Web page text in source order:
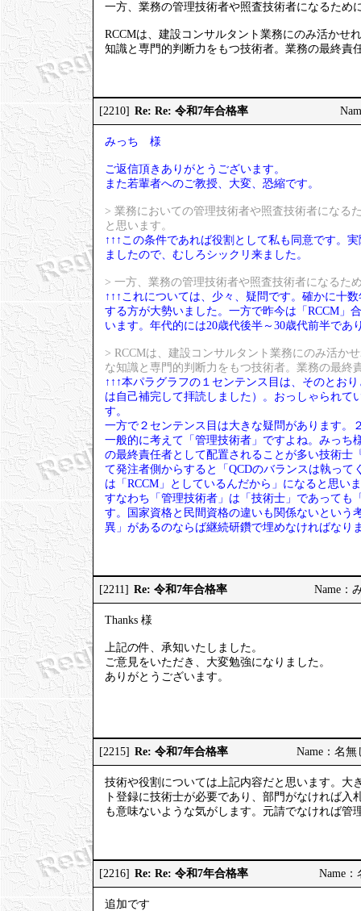
一方、業務の管理技術者や照査技術者になるため
RCCMは、建設コンサルタント業務にのみ活かせ
知識と専門的判断力をもつ技術者。業務の最終責
[2210] Re: Re: 令和7年合格率
みっち 様
ご返信頂きありがとうございます。
また若輩者へのご教授、大変、恐縮です。
> 業務においての管理技術者や照査技術者になる
と思います。
↑↑↑この条件であれば役割として私も同意です。
ましたので、むしろシックリ来ました。
> 一方、業務の管理技術者や照査技術者になるた
↑↑↑これについては、少々、疑問です。確かに十
する方が大勢いました。一方で昨今は「RCCM」
います。年代的には20歳代後半～30歳代前半で
> RCCMは、建設コンサルタント業務にのみ活か
な知識と専門的判断力をもつ技術者。業務の最
↑↑↑本パラグラフの１センテンス目は、そのとお
は自己補完して拝読しました）。おっしゃられ
す。
一方で２センテンス目は大きな疑問があります。
一般的に考えて「管理技術者」ですよね。みっち
の最終責任者として配置されることが多い技術士
て発注者側からすると「QCDのバランスは執っ
は「RCCM」としているんだから」になると思い
すなわち「管理技術者」は「技術士」であっても
す。国家資格と民間資格の違いも関係ないという
異」があるのならば継続研鑽で埋めなければなり
[2211] Re: 令和7年合格率 Name：
Thanks 様
上記の件、承知いたしました。
ご意見をいただき、大変勉強になりました。
ありがとうございます。
[2215] Re: 令和7年合格率 Name：名
技術や役割については上記内容だと思います。大
ト登録に技術士が必要であり、部門がなければ
も意味ないような気がします。元請でなければ
[2216] Re: Re: 令和7年合格率 Name
追加です